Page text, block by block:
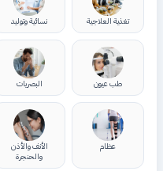
تغذية العلاجية نسائية وتوليد
طب عيون البصريات
عظام
الأنف والأذن
والحنجرة